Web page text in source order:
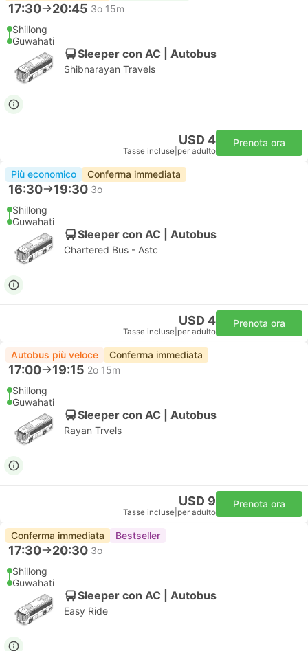
17:30 20:45 3o 15m
Shillong
Guwahati
Sleeper con AC | Autobus
Shibnarayan Travels
USD 4
Tasse incluse per adulto
Prenota ora
Più economico Conferma immediata
16:30 19:30 3o
Shillong
Guwahati
Sleeper con AC | Autobus
Chartered Bus - Astc
USD 4
Tasse incluse per adulto
Prenota ora
Autobus più veloce Conferma immediata
17:00 19:15 2o 15m
Shillong
Guwahati
Sleeper con AC | Autobus
Rayan Trvels
USD 9
Tasse incluse per adulto
Prenota ora
Conferma immediata Bestseller
17:30 20:30 3o
Shillong
Guwahati
Sleeper con AC | Autobus
Easy Ride